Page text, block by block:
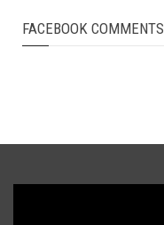
FACEBOOK COMMENTS